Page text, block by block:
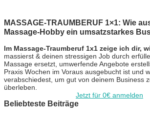
MASSAGE-TRAUMBERUF 1×1: Wie
Massage-Hobby ein umsatzstarkes
Im Massage-Traumberuf 1x1 zeige ich dir,
massierst & deinen stressigen Job durch
Massage ersetzt, umwerfende Angebote
Praxis Wochen im Voraus ausgebucht ist und
verabschiedest, um gut von deinem Business
überleben.
Jetzt für 0€ anmelden
Beliebteste Beiträge